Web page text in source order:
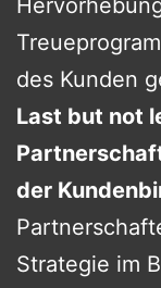
des Kunden
Last but not
der
Strategie im